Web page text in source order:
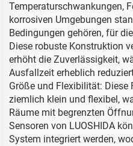
Temperaturschwankungen,
korrosiven Umgebungen
Bedingungen gehören, für
Diese robuste Konstruktion
erhöht die Zuverlässigkeit,
Ausfallzeit erheblich
Größe und Flexibilität: Diese
ziemlich klein und flexibel,
Räume mit begrenzten
Sensoren von LUOSHIDA
System integriert werden,